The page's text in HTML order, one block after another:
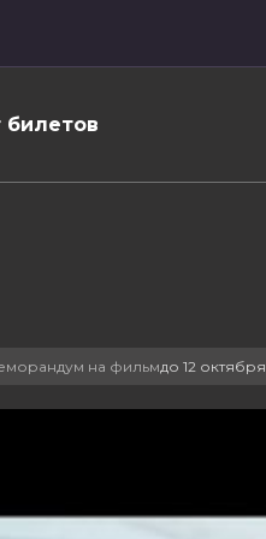
билетов
на фильмдо 12 октября